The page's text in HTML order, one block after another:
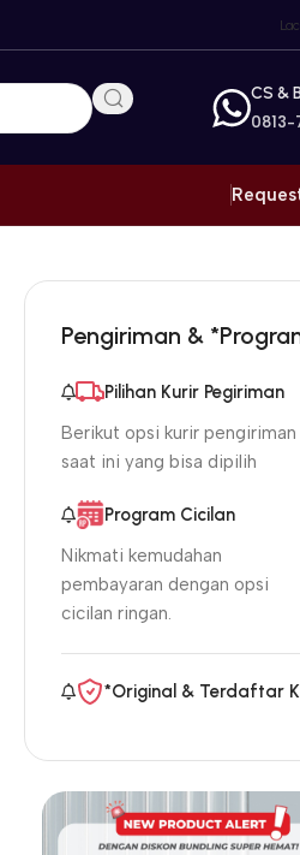
CS &
0813-
Pengiriman &
Pilihan Kurir Pegiriman
Berikut opsi kurir pengiriman
saat ini yang bisa dipilih
Program Cicilan
Nikmati kemudahan
pembayaran dengan opsi
cicilan ringan.
*Original & Terdaftar